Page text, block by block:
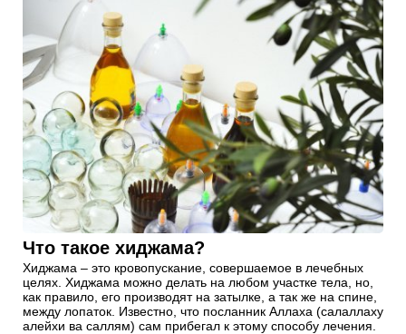
Что такое хиджама?
Хиджама – это кровопускание, совершаемое в лечебных
целях. Хиджама можно делать на любом участке тела, но,
как правило, его производят на затылке, а так же на спине,
между лопаток. Известно, что посланник Аллаха (салаллаху
алейхи ва саллям) сам прибегал к этому способу лечения.